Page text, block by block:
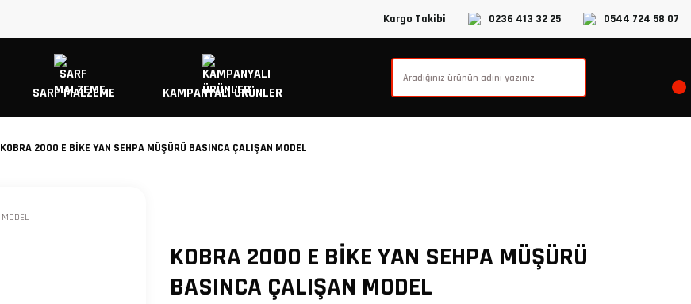
Kargo Takibi 0236 413 32 25 0544 724 58 07
SARF MALZEME KAMPANYALI ÜRÜNLER
KOBRA 2000 E BİKE YAN SEHPA MÜŞÜRÜ BASINCA ÇALIŞAN MODEL
KOBRA 2000 E BİKE YAN SEHPA MÜŞÜRÜ
BASINCA ÇALIŞAN MODEL